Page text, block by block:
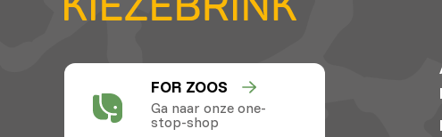
FOR ZOOS
Ga naar onze one-
stop-shop